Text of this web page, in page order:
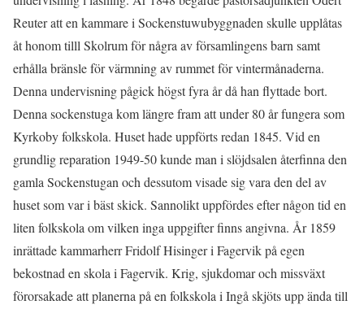
Reuter att en kammare i Sockenstuwubyggnaden skulle upplåtas
åt honom tilll Skolrum för några av församlingens barn samt
erhålla bränsle för värmning av rummet för vintermånaderna.
Denna undervisning pågick högst fyra år då han flyttade bort.
Denna sockenstuga kom längre fram att under 80 år fungera som
Kyrkoby folkskola. Huset hade uppförts redan 1845. Vid en
grundlig reparation 1949-50 kunde man i slöjdsalen återfinna den
gamla Sockenstugan och dessutom visade sig vara den del av
huset som var i bäst skick. Sannolikt uppfördes efter någon tid en
liten folkskola om vilken inga uppgifter finns angivna. År 1859
inrättade kammarherr Fridolf Hisinger i Fagervik på egen
bekostnad en skola i Fagervik. Krig, sjukdomar och missväxt
förorsakade att planerna på en folkskola i Ingå skjöts upp ända till